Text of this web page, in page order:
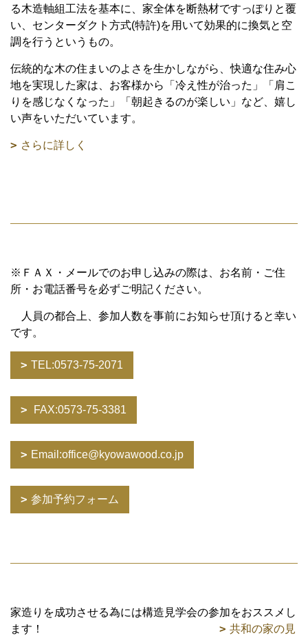
る木造軸組工法を基本に、家全体を断熱材ですっぽりと覆
い、センターダクト方式(特許)を用いて効果的に換気と空
調を行うというもの。
伝統的な木の住まいのよさを生かしながら、快適な住み心
地を実現した家は、お客様から「冷え性が治った」「肩こ
りを感じなくなった」「朝起きるのが楽しい」など、嬉し
い声をいただいています。
さらに詳しく
※ＦＡＸ・メールでのお申し込みの際は、お名前・ご住
所・お電話番号を必ずご明記ください。
人員の都合上、参加人数を事前にお知らせ頂けると幸い
です。
TEL:0573-75-2071
FAX:0573-75-3381
Email:office@kyowawood.co.jp
参加予約フォーム
家造りを成功させる為には構造見学会の参加をおススメし
ます！
共和の家の見